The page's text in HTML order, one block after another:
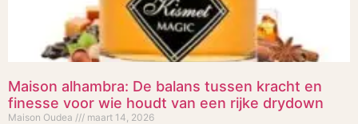
Maison alhambra: De balans tussen kracht en
finesse voor wie houdt van een rijke drydown
Maison Oudea maart 14, 2026